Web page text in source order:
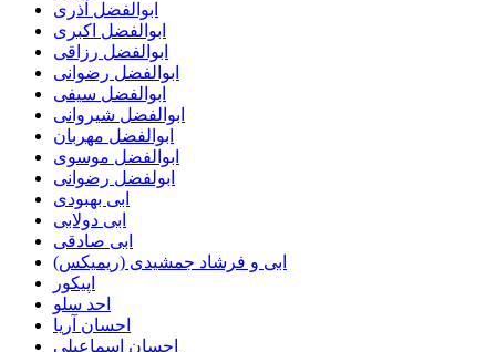
ابوالفضل آذری
ابوالفضل اکبری
ابوالفضل رزاقی
ابوالفضل رضوانی
ابوالفضل سیفی
ابوالفضل شیروانی
ابوالفضل مهربان
ابوالفضل موسوی
ابولفضل رضوانی
ابی بهبودی
ابی دولابی
ابی صادقی
ابی و فرشاد جمشیدی (ریمیکس)
اپیکور
احد سلو
احسان آریا
احسان اسماعیلی